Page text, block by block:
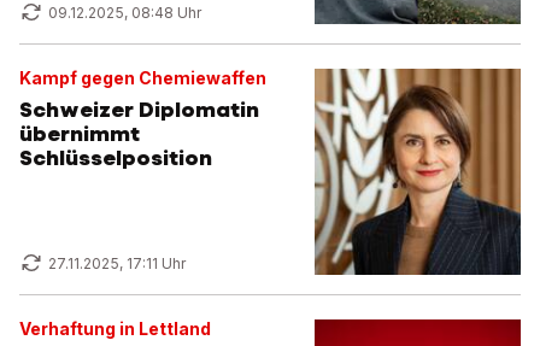
09.12.2025, 08:48 Uhr
Kampf gegen Chemiewaffen
Schweizer Diplomatin
übernimmt
Schlüsselposition
27.11.2025, 17:11 Uhr
Verhaftung in Lettland